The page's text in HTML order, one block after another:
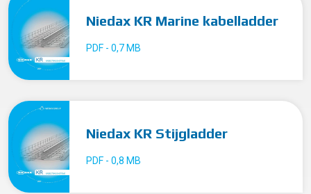
Niedax KR Marine kabelladder
PDF - 0,7 MB
Niedax KR Stijgladder
PDF - 0,8 MB